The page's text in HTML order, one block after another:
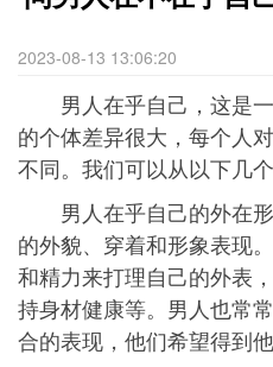
2023-08-13 13:06:20
男人在乎自己，这是一
的个体差异很大，每个人
不同。我们可以从以下几
男人在乎自己的外在形
的外貌、穿着和形象表现
和精力来打理自己的外表
持身材健康等。男人也常
合的表现，他们希望得到